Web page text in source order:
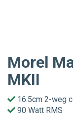
Morel
MKII
16.5cm 2-weg
90 Watt RMS